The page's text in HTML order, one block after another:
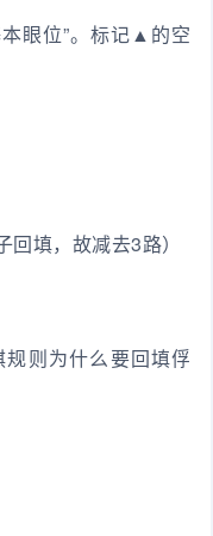
眼位”。标记▲的空
填，故减去3路）
规则为什么要回填俘